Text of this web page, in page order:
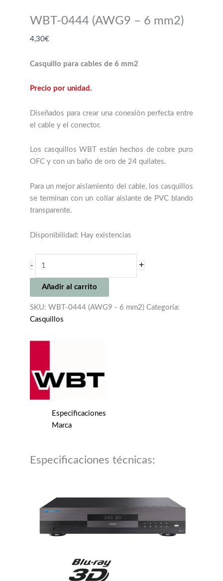
WBT-0444 (AWG9 – 6 mm2)
4,30€
Casquillo para cables de 6 mm2
Precio por unidad.
Diseñados para crear una conexión perfecta entre
el cable y el conector.
Los casquillos WBT están hechos de cobre puro
OFC y con un baño de oro de 24 quilates.
Para un mejor aislamiento del cable, los casquillos
se terminan con un collar aislante de PVC blando
transparente.
Disponibilidad: Hay existencias
-
(AWG9
-
6
mm2)
+
Añadir al carrito
SKU: WBT-0444 (AWG9 - 6 mm2) Categoría:
Casquillos
Especificaciones
Marca
Especificaciones técnicas: